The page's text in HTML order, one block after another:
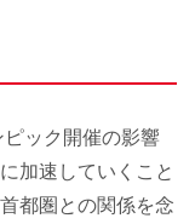
ック開催の影響
加速していくこと
都圏との関係を念